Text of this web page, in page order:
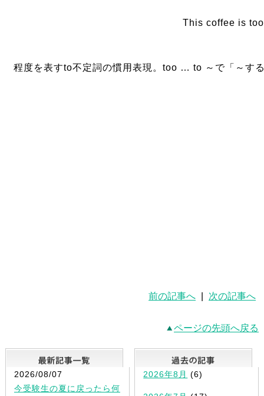
This coffee is
程度を表すto不定詞の慣用表現。too … to ～で「～す
前の記事へ 次の記事へ
ページの先頭へ戻る
最新記事一覧
2026/08/07
今受験生の夏に戻ったら何
2026年8月 (6)